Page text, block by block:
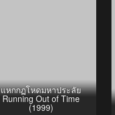
แหกกฏโหดมหาประลัย
Running Out of Time
(1999)